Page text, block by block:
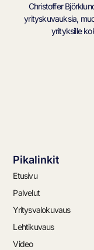
Christoffer
yrityskuvauksia,
yrityksille
Pikalinkit
Etusivu
Palvelut
Yritysvalokuvaus
Lehtikuvaus
Video